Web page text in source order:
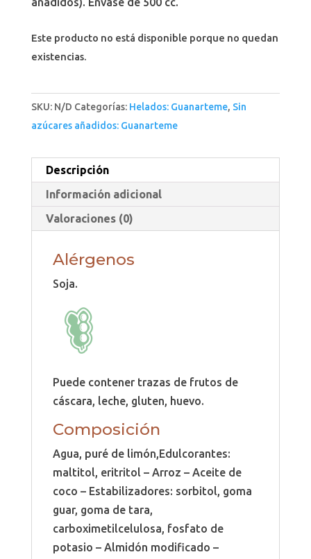
Este producto no está disponible porque no quedan
existencias.
SKU: N/D Categorías: Helados: Guanarteme, Sin
azúcares añadidos: Guanarteme
Descripción
Información adicional
Valoraciones (0)
Alérgenos
Soja.
Puede contener trazas de frutos de
cáscara, leche, gluten, huevo.
Composición
Agua, puré de limón,Edulcorantes:
maltitol, eritritol – Arroz – Aceite de
coco – Estabilizadores: sorbitol, goma
guar, goma de tara,
carboximetilcelulosa, fosfato de
potasio – Almidón modificado –